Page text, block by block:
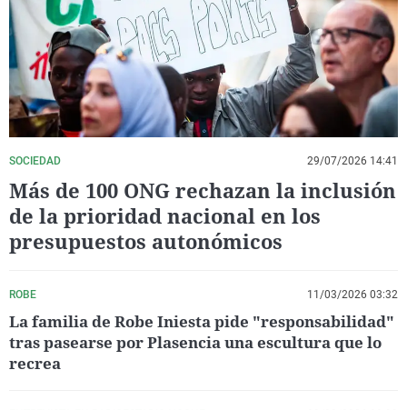
La rosa de los vientos
Gente viajera
Como el perro y el
Caso
Retornados
Equipo de
Operación Viuda
Extremadura
Galicia
La Rioja
Navarra
País Vasco
Virales
Televisión
Elecciones
SOCIEDAD 29/07/2026 14:41
Más de 100 ONG rechazan la inclusión
de la prioridad nacional en los
presupuestos autonómicos
ROBE 11/03/2026 03:32
La familia de Robe Iniesta pide "responsabilidad"
tras pasearse por Plasencia una escultura que lo
recrea